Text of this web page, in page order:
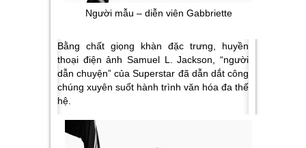
Người mẫu – diễn viên Gabbriette
Bằng chất giọng khàn đặc trưng, huyền
thoại điện ảnh Samuel L. Jackson, “người
dẫn chuyện” của Superstar đã dẫn dắt công
chúng xuyên suốt hành trình văn hóa đa thế
hệ.